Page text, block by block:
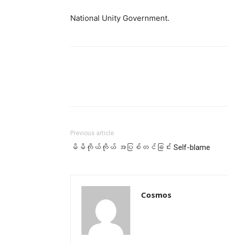
National Unity Government.
Previous article
မိမိကိုယ်ကိုယ် အပြစ်တင်ခြင်း Self-blame
Cosmos